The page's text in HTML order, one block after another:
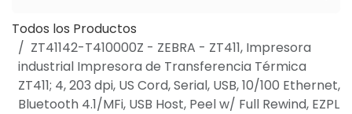
Todos los Productos
ZT41142-T410000Z - ZEBRA - ZT411, Impresora
industrial Impresora de Transferencia Térmica
ZT411; 4, 203 dpi, US Cord, Serial, USB, 10/100 Ethernet,
Bluetooth 4.1/MFi, USB Host, Peel w/ Full Rewind, EZPL